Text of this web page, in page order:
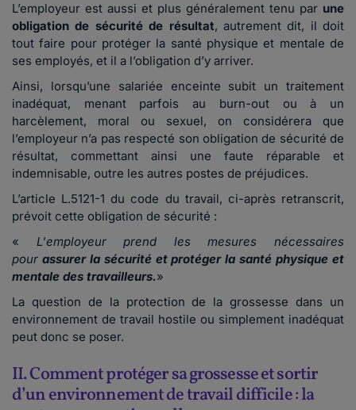
L’employeur est aussi et plus généralement tenu par une
obligation de sécurité de résultat, autrement dit, il doit
tout faire pour protéger la santé physique et mentale de
ses employés, et il a l’obligation d’y arriver.
Ainsi, lorsqu’une salariée enceinte subit un traitement
inadéquat, menant parfois au burn-out ou à un
harcèlement, moral ou sexuel, on considérera que
l’employeur n’a pas respecté son obligation de sécurité de
résultat, commettant ainsi une faute réparable et
indemnisable, outre les autres postes de préjudices.
L’article L.5121-1 du code du travail, ci-après retranscrit,
prévoit cette obligation de sécurité :
« L'employeur prend les mesures nécessaires
pour assurer la sécurité et protéger la santé physique et
mentale des travailleurs.»
La question de la protection de la grossesse dans un
environnement de travail hostile ou simplement inadéquat
peut donc se poser.
II. Comment protéger sa grossesse et sortir
d’un environnement de travail difficile : la